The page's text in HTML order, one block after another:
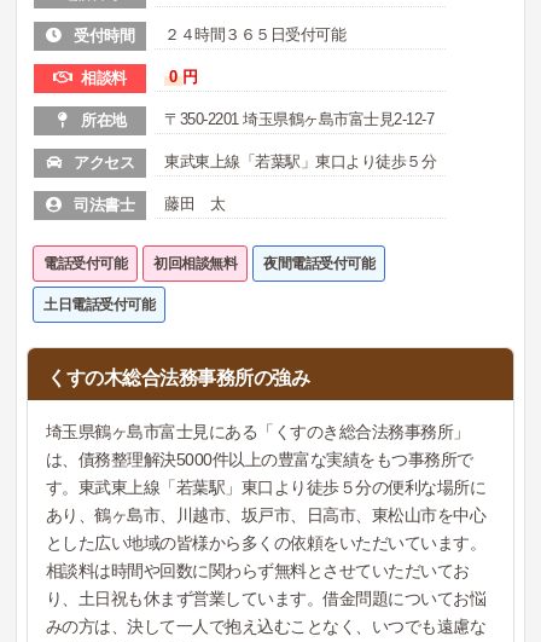
受付時間 ２４時間３６５日受付可能
相談料 0 円
所在地 〒350-2201 埼玉県鶴ヶ島市富士見2-12-7
アクセス 東武東上線「若葉駅」東口より徒歩５分
司法書士 藤田 太
電話受付可能 初回相談無料 夜間電話受付可能
土日電話受付可能
くすの木総合法務事務所の強み
埼玉県鶴ヶ島市富士見にある「くすのき総合法務事務所」
は、債務整理解決5000件以上の豊富な実績をもつ事務所で
す。東武東上線「若葉駅」東口より徒歩５分の便利な場所に
あり、鶴ヶ島市、川越市、坂戸市、日高市、東松山市を中心
とした広い地域の皆様から多くの依頼をいただいています。
相談料は時間や回数に関わらず無料とさせていただいてお
り、土日祝も休まず営業しています。借金問題についてお悩
みの方は、決して一人で抱え込むことなく、いつでも遠慮な